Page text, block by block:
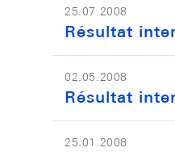
25.07.2008
Résultat
02.05.2008
Résultat
25.01.2008